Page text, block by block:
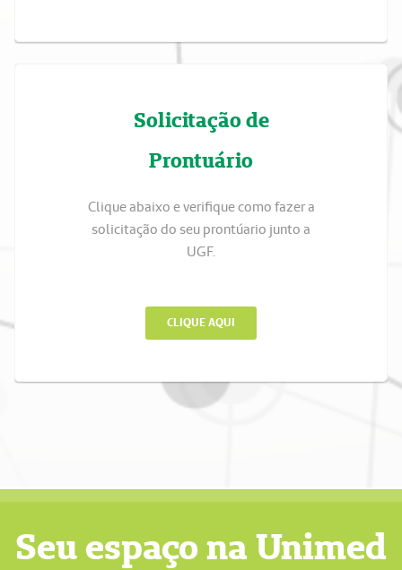
Solicitação de
Prontuário
Clique abaixo e verifique como fazer a
solicitação do seu prontúario junto a
UGF.
CLIQUE AQUI
Seu espaço na Unimed